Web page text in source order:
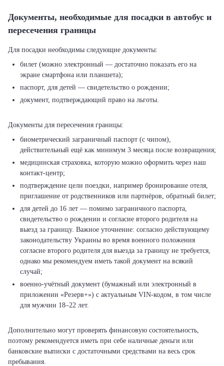
Документы, необходимые для посадки в автобус и
пересечения границы
билет (можно электронный — достаточно показать его на
экране смартфона или планшета);
паспорт, для детей — свидетельство о рождении;
документ, подтверждающий право на льготы.
биометрический заграничный паспорт (с чипом),
действительный ещё как минимум 3 месяца после возвращения;
медицинская страховка, которую можно оформить через наш
контакт-центр;
подтверждение цели поездки, например бронирование отеля,
приглашение от родственников или партнёров, обратный билет;
для детей до 16 лет — помимо заграничного паспорта,
свидетельство о рождении и согласие второго родителя на
выезд за границу. Важное уточнение: согласно действующему
законодательству Украины во время военного положения
согласие второго родителя для выезда за границу не требуется,
однако мы рекомендуем иметь такой документ на всякий
случай;
военно-учётный документ (бумажный или электронный в
приложении «Резерв+») с актуальным VIN-кодом, в том числе
для мужчин 18–22 лет.
Дополнительно могут проверять финансовую состоятельность,
поэтому рекомендуется иметь при себе наличные деньги или
банковские выписки с достаточными средствами на весь срок
пребывания.